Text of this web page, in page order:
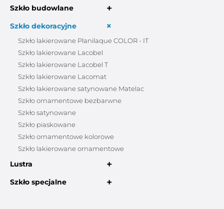
Szkło budowlane +
Szkło dekoracyjne +
Szkło lakierowane Planilaque COLOR - IT
Szkło lakierowane Lacobel
Szkło lakierowane Lacobel T
Szkło lakierowane Lacomat
Szkło lakierowane satynowane Matelac
Szkło ornamentowe bezbarwne
Szkło satynowane
Szkło piaskowane
Szkło ornamentowe kolorowe
Szkło lakierowane ornamentowe
Lustra +
Szkło specjalne +